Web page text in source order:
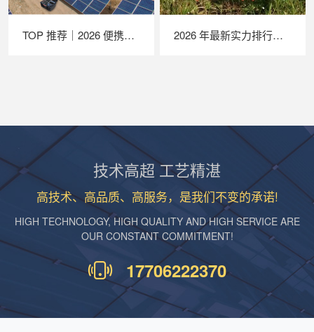
TOP 推荐｜2026 便携式 EL 检测仪厂家推荐，苏州 LAILX LXG30 深度解析 2026 年最新实力排行｜苏州 LAILX LX‑PV32 便携式 IV 测试仪深度测评
技术高超 工艺精湛
高技术、高品质、高服务，是我们不变的承诺!
HIGH TECHNOLOGY, HIGH QUALITY AND HIGH SERVICE ARE
OUR CONSTANT COMMITMENT!
17706222370